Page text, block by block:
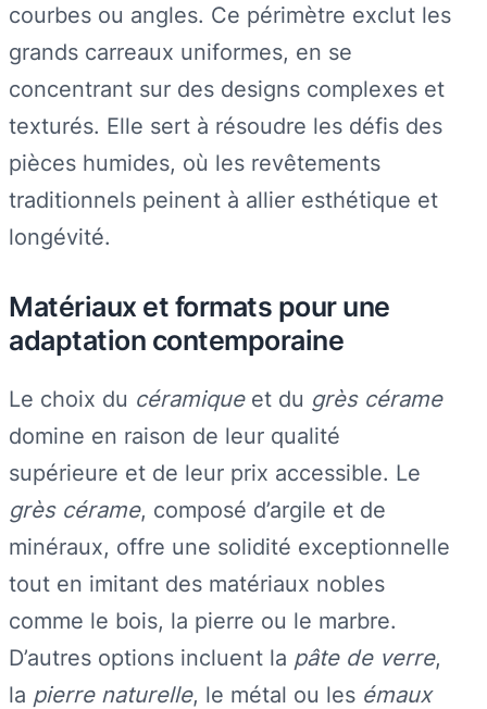
courbes ou angles. Ce périmètre exclut les
grands carreaux uniformes, en se
concentrant sur des designs complexes et
texturés. Elle sert à résoudre les défis des
pièces humides, où les revêtements
traditionnels peinent à allier esthétique et
longévité.
Matériaux et formats pour une
adaptation contemporaine
Le choix du céramiqueet du grès cérame
domine en raison de leur qualité
supérieure et de leur prix accessible. Le
grès cérame, composé d’argile et de
minéraux, offre une solidité exceptionnelle
tout en imitant des matériaux nobles
comme le bois, la pierre ou le marbre.
D’autres options incluent la pâte de verre,
la pierre naturelle, le métal ou les émaux